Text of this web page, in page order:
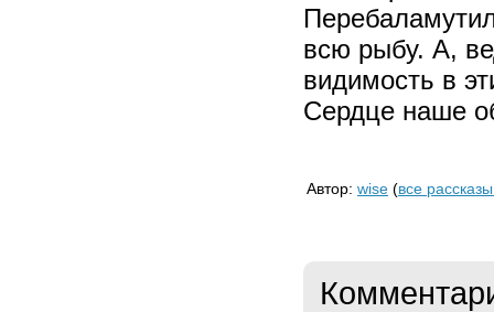
всю рыбу. А,
видимость в
Сердце наше
Автор: wise (все